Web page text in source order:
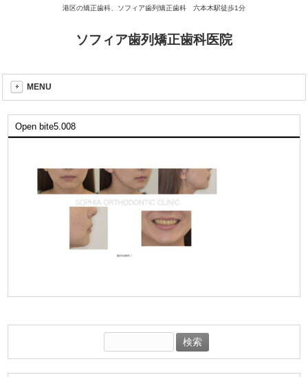
港区の矯正歯科、ソフィア歯列矯正歯科 六本木駅徒歩1分
ソフィア歯列矯正歯科医院
MENU
Open bite5.008
索: